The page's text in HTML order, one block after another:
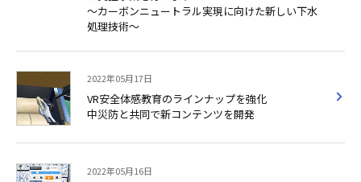
～カーボンニュートラル実現に向けた新しい下水
処理技術～
2022年05月17日
VR安全体感教育のラインナップを強化
中災防と共同で新コンテンツを開発
2022年05月16日